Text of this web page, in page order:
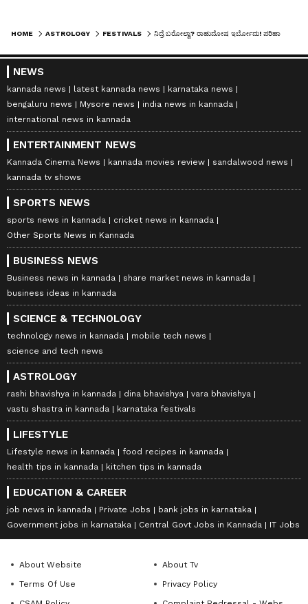
HOME ASTROLOGY FESTIVALS
NEWS
kannada news latest kannada news
karnataka news
bengaluru news
Mysore news
india news in kannada
international news in kannada
ENTERTAINMENT NEWS
Kannada Cinema News kannada movies review
sandalwood news
kannada tv shows
SPORTS NEWS
sports news in kannada
cricket news in kannada
Other Sports News in Kannada
BUSINESS NEWS
Business news in kannada
share market news in kannada
business ideas in kannada
SCIENCE & TECHNOLOGY
technology news in kannada
mobile tech news
science and tech news
ASTROLOGY
rashi bhavishya in kannada dina bhavishya
vara bhavishya
vastu shastra in kannada
karnataka festivals
LIFESTYLE
Lifestyle news in kannada
food recipes in kannada
health tips in kannada
kitchen tips in kannada
EDUCATION & CAREER
job news in kannada Private Jobs
bank jobs in karnataka
Government jobs in karnataka
Central Govt Jobs in Kannada IT Jobs
About Website
About Tv
Terms Of Use
Privacy Policy